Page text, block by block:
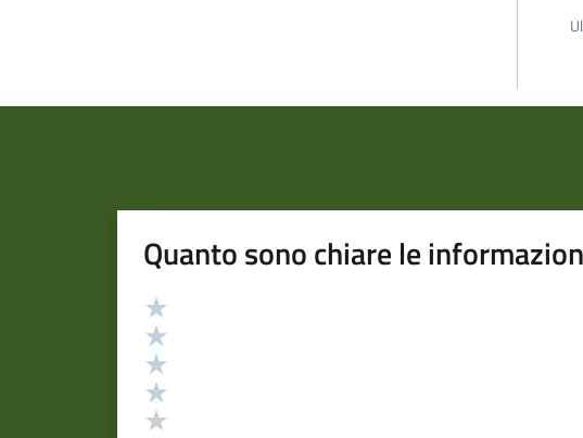
Quanto sono chiare le
Valutazione